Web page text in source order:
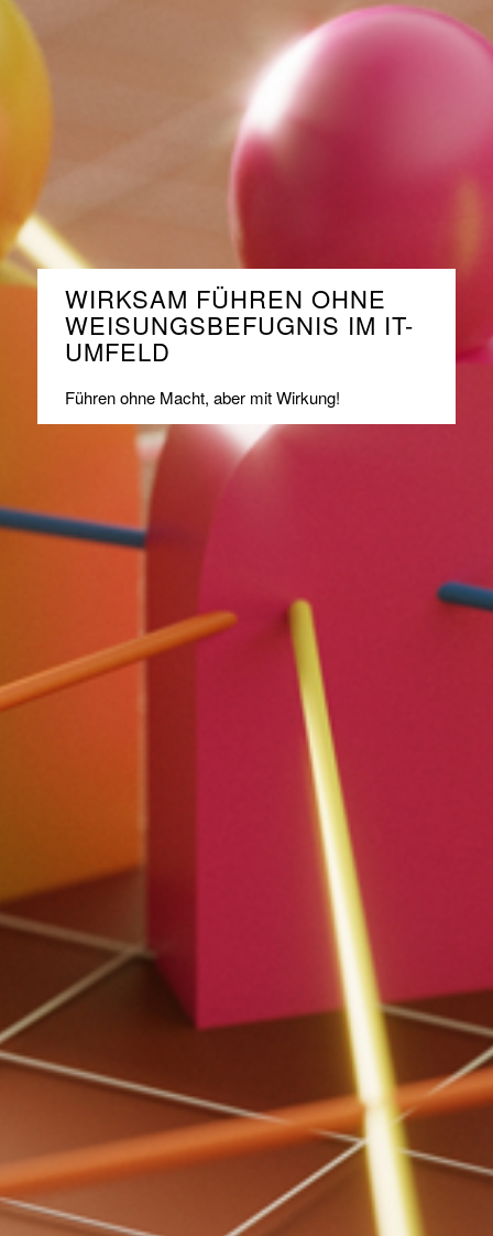
WIRKSAM FÜHREN OHNE
WEISUNGSBEFUGNIS IM IT-
UMFELD
Führen ohne Macht, aber mit Wirkung!